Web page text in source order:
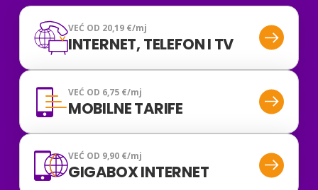
VEĆ OD 20,19 €/mj
INTERNET, TELEFON I TV
VEĆ OD 6,75 €/mj
MOBILNE TARIFE
VEĆ OD 9,90 €/mj
GIGABOX INTERNET